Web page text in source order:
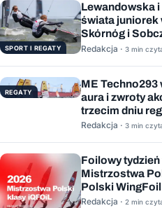
SPORT I REGATY
Lewandowska
świata juniorek
Skórnóg i
Redakcja · 3 min
REGATY
ME
aura i zwroty
trzecim dniu
Redakcja · 3 min
Foilowy
Mistrzostwa
Polski
sierpnia
Redakcja · 2 min